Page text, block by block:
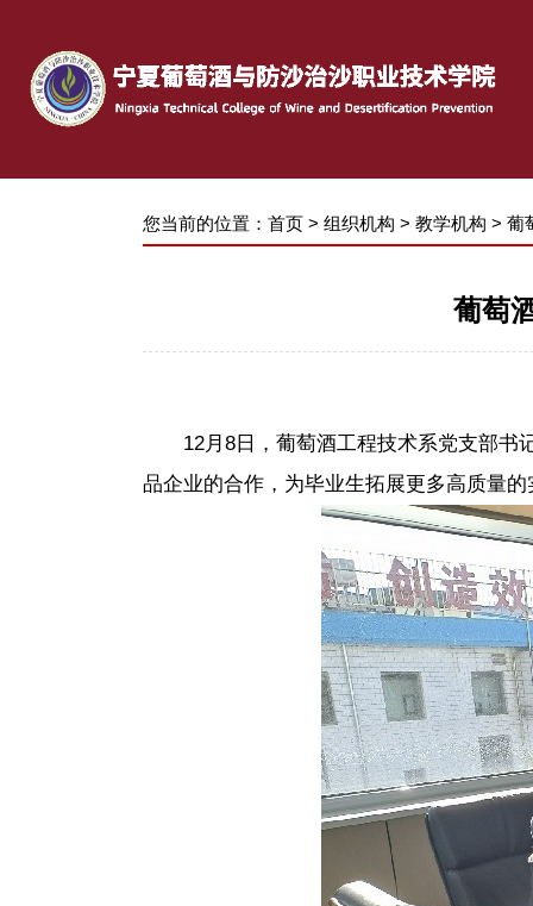
您当前的位置： 首页 > 组织机构 > 教学机构 > 葡
葡萄
12月8日，葡萄酒工程技术系党支部书
品企业的合作，为毕业生拓展更多高质量